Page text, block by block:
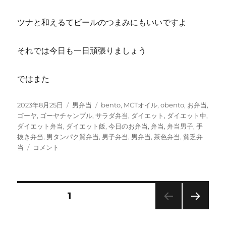
ツナと和えるてビールのつまみにもいいですよ
それでは今日も一日頑張りましょう
ではまた
投
稿
日:
2023年8月25日
カ
テ
ゴ
リ
男弁当
タ
グ
bento, MCTオイル,obento, お弁当,
ゴーヤ, ゴーヤチャンプル,サラダ弁当, ダイエット, ダイエット中,
ダイエット弁当, ダイエット飯,今日のお弁当,弁当,弁当男子,手
抜き弁当, 男タンパク質弁当, 男子弁当, 男弁当,茶色弁当,貧乏弁
当
ゴ
コメント
固定ページ1